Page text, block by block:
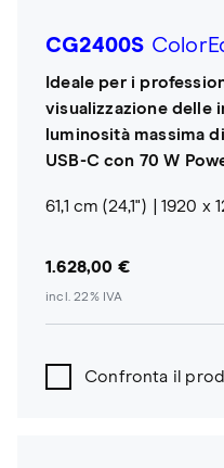
CG2400S
Ideale per i
visualizzazione delle
luminosità massima
USB-C con 70 W
61,1 cm (24,1") 1920 x
1.628,00 €
incl. 22% IVA
Confronta il